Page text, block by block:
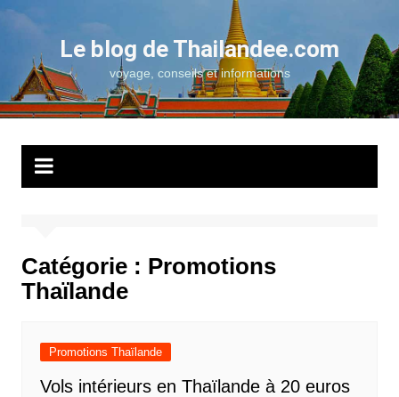
Aller
contenu
Le blog de Thailandee.com
voyage, conseils et informations
Catégorie : Promotions
Thaïlande
Promotions Thaïlande
Vols intérieurs en Thaïlande à 20 euros